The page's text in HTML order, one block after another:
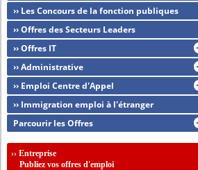
›› Les Concours de la fonction publiques
›› Offres des Secteurs Leaders
›› Offres IT
›› Administrative
›› Emploi Centre d'Appel
›› Immigration emploi à l'étranger
Parcourir les Offres
››Entreprise
Publiez vos offres d'emploi